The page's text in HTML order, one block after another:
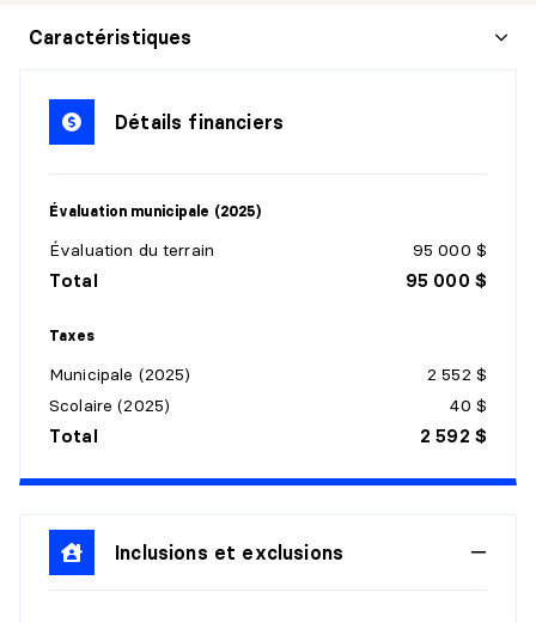
Caractéristiques
Détails financiers
Évaluation municipale (2025)
Évaluation du terrain 95 000 $
Total 95 000 $
Taxes
Municipale (2025)
2 552 $
Scolaire (2025)
40 $
Total 2 592 $
Inclusions et exclusions